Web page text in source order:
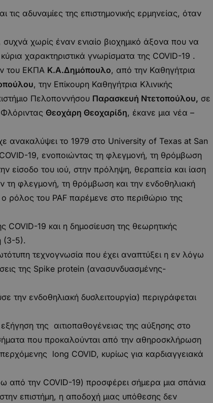
αδυναμίες της επιστημονικής ερμηνείας, όταν
χωρίς έναν ενιαίο βιοχημικό άξονα που να
χαρακτηριστικά γνωρίσματα της COVID-19 .
του ΕΚΠΑ Κ.Α.Δημόπουλο, από την Καθηγήτρια
, την Επίκουρη Καθηγήτρια Κλινικής
Πελοποννήσου Παρασκευή Ντετοπούλου, σε
Θεοχάρη Θεοχαρίδη, έκανε μια νέα –
ανακαλύψει το 1979 στο University of Texas at San
19, ενοποιώντας τη φλεγμονή, τη θρόμβωση
είσοδο του ιού, στην πρόληψη, θεραπεία και ίαση
τη φλεγμονή, τη θρόμβωση και την ενδοθηλιακή
ρόλος του PAF παρέμενε στο περιθώριο της
19 και η δημοσίευση της θεωρητικής
(3-5).
τεχνογνωσία που έχει αναπτύξει η εν λόγω
της Spike protein (ανασυνδυασμένης-
την ενδοθηλιακή δυσλειτουργία) περιγράφεται
της αιτιοπαθογένειας της αύξησης στο
που προκαλούνται από την αθηροσκλήρωση
long COVID, κυρίως για καρδιαγγειακά
από την COVID-19) προσφέρει σήμερα μια σπάνια
επιστήμη, η αποδοχή μιας υπόθεσης δεν